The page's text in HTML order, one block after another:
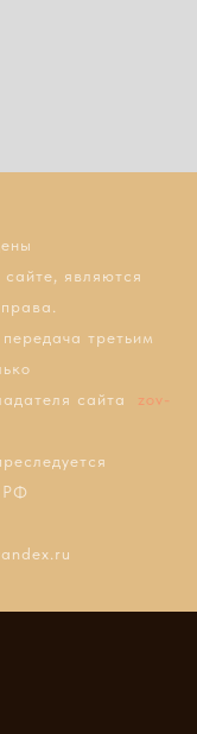
являются
третьим
сайта zov-
РФ